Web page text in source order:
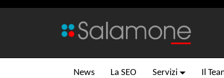
News La SEO Servizi Il